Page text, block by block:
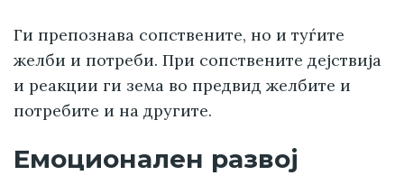
Ги препознава сопствените, но и туѓите
желби и потреби. При сопствените дејствија
и реакции ги зема во предвид желбите и
потребите и на другите.
Емоционален развој